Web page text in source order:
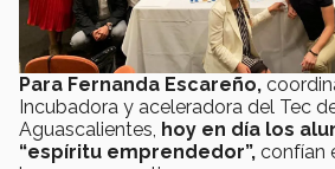
Para Fernanda Escareño,
Incubadora y aceleradora del Tec
Aguascalientes, hoy en día los
“espíritu emprendedor”, confían